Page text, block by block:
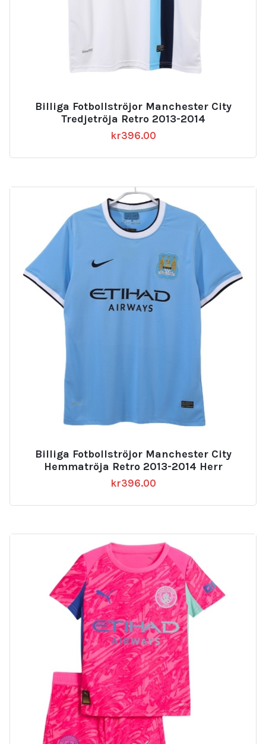
Billiga Fotbollströjor Manchester City
Tredjetröja Retro 2013-2014
kr396.00
Billiga Fotbollströjor Manchester City
Hemmatröja Retro 2013-2014 Herr
kr396.00